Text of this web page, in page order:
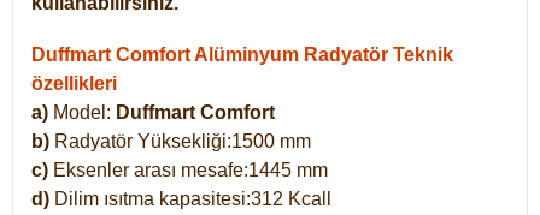
Duffmart Comfort Alüminyum Radyatör Teknik
özellikleri
a) Model: Duffmart Comfort
b) Radyatör Yüksekliği:1500 mm
c) Eksenler arası mesafe:1445 mm
d) Dilim ısıtma kapasitesi:312 Kcall